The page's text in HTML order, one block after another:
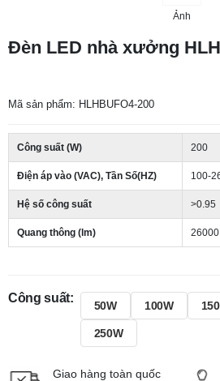
Ảnh
Đèn LED nhà xưởng
Mã sản phẩm: HLHBUFO4-200
Công suất (W) 200
Điện áp vào (VAC), Tần Số(HZ) 100-
Hệ số công suất >0.95
Quang thông (lm) 26000
Công suất:
50W 100W
250W
Giao hàng toàn quốc